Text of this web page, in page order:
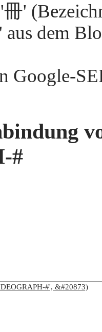
冊'
dem
Google-
#
#', &#20873)